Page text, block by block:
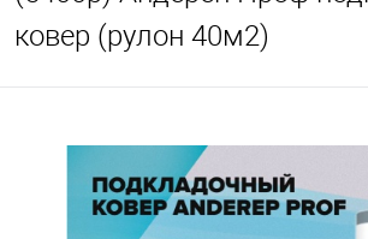
ковер (рулон 40м2)